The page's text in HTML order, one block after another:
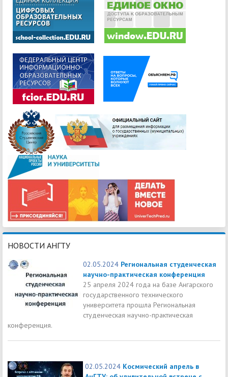
НОВОСТИ АНГТУ
02.05.2024 Региональная студенческая
научно-практическая конференция
25 апреля 2024 года на базе Ангарского
государственного технического
университета прошла Региональная
студенческая научно-практическая
конференция.
02.05.2024 Космический апрель в